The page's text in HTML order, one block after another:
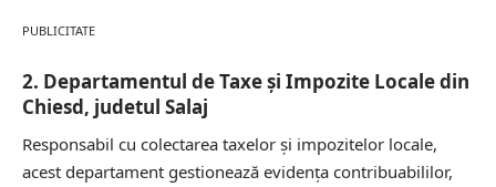
PUBLICITATE
2. Departamentul de Taxe și Impozite Locale din
Chiesd, judetul Salaj
Responsabil cu colectarea taxelor și impozitelor locale,
acest departament gestionează evidența contribuabililor,